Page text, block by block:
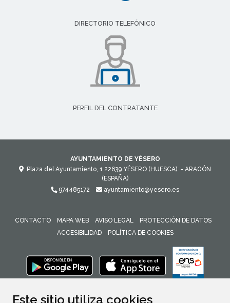
Este sitio utiliza cookies
DIRECTORIO TELEFÓNICO
PERFIL DEL CONTRATANTE
AYUNTAMIENTO DE YÉSERO
Plaza del Ayuntamiento, 1 22639 YÉSERO (HUESCA) - ARAGÓN
(ESPAÑA)
974485172
ayuntamiento@yesero.es
CONTACTO MAPA WEB AVISO LEGAL
PROTECCIÓN DE DATOS
ACCESIBILIDAD
POLÍTICA DE COOKIES